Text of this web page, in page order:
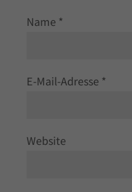
Name *
E-Mail-Adresse *
Website